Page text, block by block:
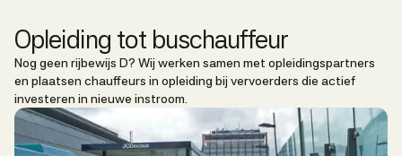
Opleiding tot buschauffeur
Nog geen rijbewijs D? Wij werken samen met opleidingspartners
en plaatsen chauffeurs in opleiding bij vervoerders die actief
investeren in nieuwe instroom.